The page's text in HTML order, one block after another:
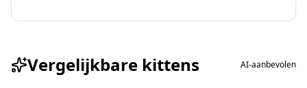
Vergelijkbare kittens AI-aanbevolen